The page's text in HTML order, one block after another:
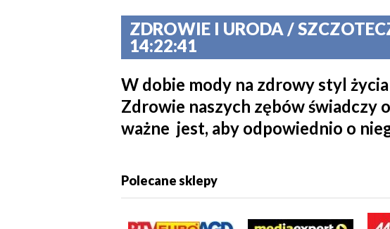
ZDROWIE I URODA /
14:22:41
W dobie mody na zdrowy styl
Zdrowie naszych zębów świadczy
ważne jest, aby odpowiednio o
Polecane sklepy